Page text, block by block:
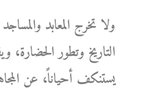
ولا تخرج المعابد
التاريخ وتطور الحضارة،
يستنكف أحياناً، عن